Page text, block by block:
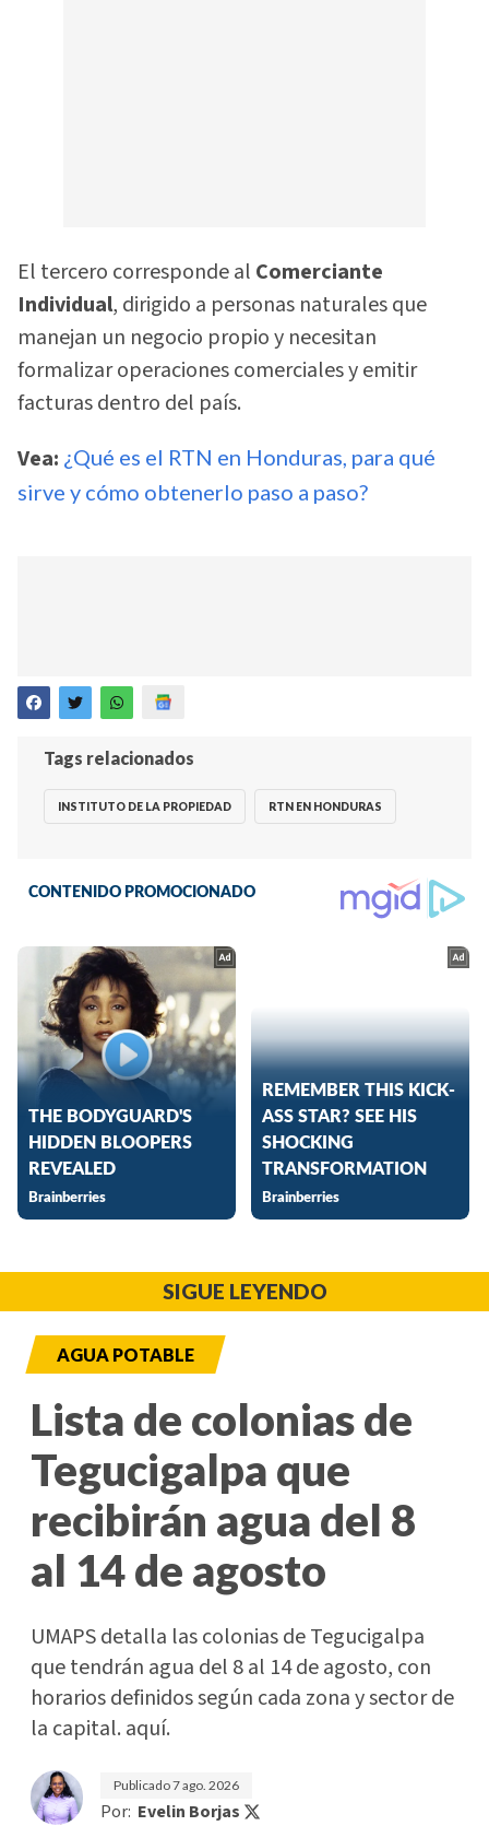
El tercero corresponde al Comerciante
Individual, dirigido a personas naturales que
manejan un negocio propio y necesitan
formalizar operaciones comerciales y emitir
facturas dentro del país.
Vea: ¿Qué es el RTN en Honduras, para qué
sirve y cómo obtenerlo paso a paso?
Tags relacionados
INSTITUTO DE LA PROPIEDAD RTN EN HONDURAS
SIGUE LEYENDO
AGUA POTABLE
Lista de colonias de
Tegucigalpa que
recibirán agua del 8
al 14 de agosto
UMAPS detalla las colonias de Tegucigalpa
que tendrán agua del 8 al 14 de agosto, con
horarios definidos según cada zona y sector de
la capital. aquí.
Publicado7 ago. 2026
Por: Evelin Borjas